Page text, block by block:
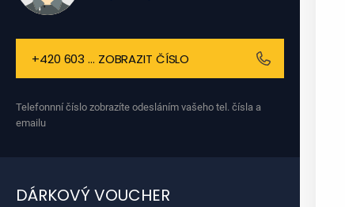
+420 603 ... ZOBRAZIT ČÍSLO
Telefonnní číslo zobrazíte odesláním vašeho tel. čísla a
emailu
DÁRKOVÝ VOUCHER